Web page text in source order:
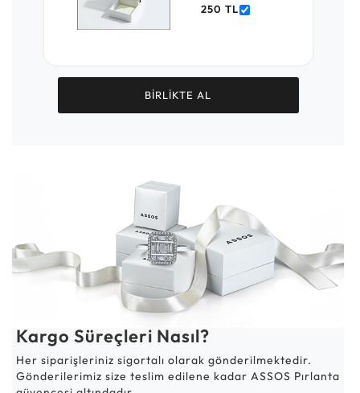
250 TL
BİRLİKTE AL
Kargo Süreçleri Nasıl?
Her siparişleriniz sigortalı olarak gönderilmektedir.
Gönderilerimiz size teslim edilene kadar ASSOS Pırlanta